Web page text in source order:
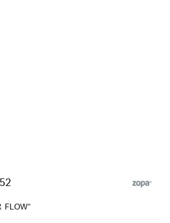
FLOW“